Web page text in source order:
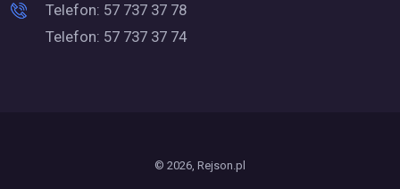
Telefon: 57 737 37 78
Telefon: 57 737 37 74
© 2026, Rejson.pl